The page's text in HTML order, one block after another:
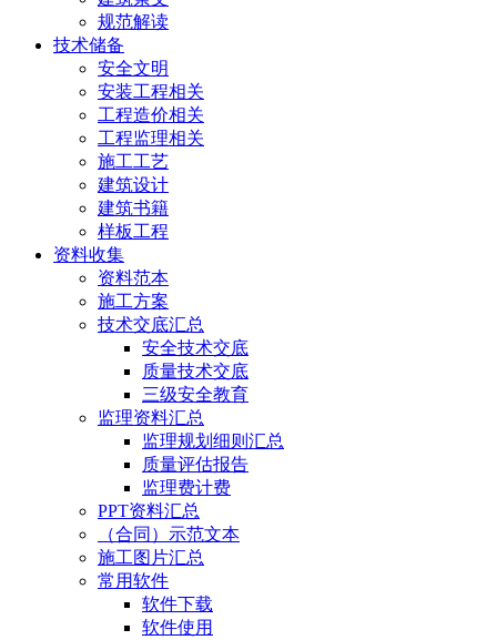
规范解读
技术储备
安全文明
安装工程相关
工程造价相关
工程监理相关
施工工艺
建筑设计
建筑书籍
样板工程
资料收集
资料范本
施工方案
技术交底汇总
安全技术交底
质量技术交底
三级安全教育
监理资料汇总
监理规划细则汇总
质量评估报告
监理费计费
PPT资料汇总
（合同）示范文本
施工图片汇总
常用软件
软件下载
软件使用